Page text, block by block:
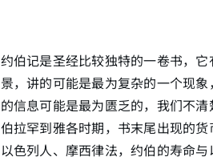
约伯记是圣经比较独特的一卷书，
景，讲的可能是最为复杂的一个现
的信息可能是最为匮乏的，我们不
伯拉罕到雅各时期，书末尾出现的
以色列人、摩西律法，约伯的寿命